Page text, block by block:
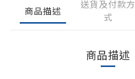
商品描述
送貨及付款方
式
商品描述